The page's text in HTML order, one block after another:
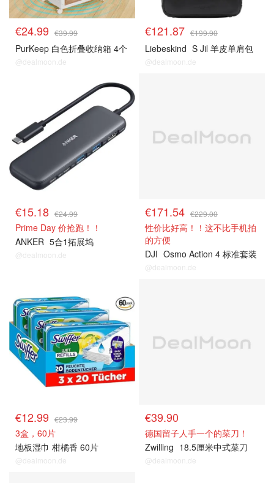
€24.99 €39.99
PurKeep 白色折叠收纳箱 4个
@dealmoon.de
€121.87 €199.90
Liebeskind S Jil 羊皮单肩包
@dealmoon.de
€15.18 €24.99
Prime Day 价抢跑！！
ANKER 5合1拓展坞
@dealmoon.de
€171.54 €229.00
性价比好高！！这不比手机拍
的方便
DJI Osmo Action 4 标准套装
@dealmoon.de
€12.99 €23.99
3盒，60片
地板湿巾 柑橘香 60片
@dealmoon.de
€39.90
德国留子人手一个的菜刀！
Zwilling 18.5厘米中式菜刀
@dealmoon.de